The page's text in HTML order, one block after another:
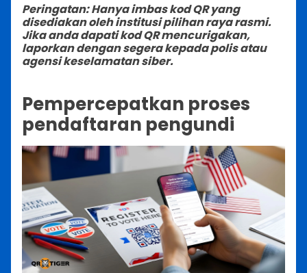
Peringatan: Hanya imbas kod QR yang
disediakan oleh institusi pilihan raya rasmi.
Jika anda dapati kod QR mencurigakan,
laporkan dengan segera kepada polis atau
agensi keselamatan siber.
Pempercepatkan proses
pendaftaran pengundi